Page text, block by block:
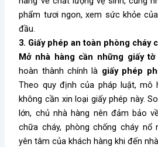
phẩm tươi ngon, xem sức khỏe
đầu.
3. Giấy phép an toàn phòng cháy
Mở nhà hàng cần những giấy tờ
hoàn thành chính là giấy phép
Theo quy định của pháp luật, mô
không cần xin loại giấy phép này.
lớn, chủ nhà hàng nên đảm bảo
chữa cháy, phòng chống cháy
yên tâm của khách hàng khi đến